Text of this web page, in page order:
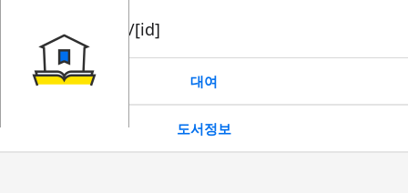
book/rent/[id]
대여
도서정보